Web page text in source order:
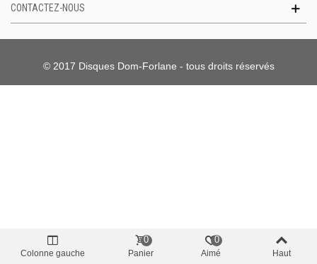
CONTACTEZ-NOUS
© 2017 Disques Dom-Forlane - tous droits réservés
Colonne gauche Panier
0
Aimé
0
Haut